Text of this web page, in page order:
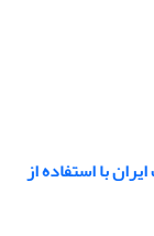
با استفاده از